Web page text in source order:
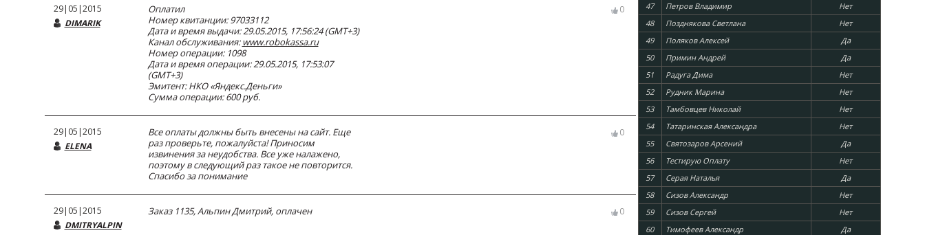
29|05|2015
DIMARIK
Оплатил
Номер квитанции: 97033112
Дата и время выдачи: 29.05.2015, 17:56:24 (GMT+3)
Канал обслуживания: www.robokassa.ru
Номер операции: 1098
Дата и время операции: 29.05.2015, 17:53:07
(GMT+3)
Эмитент: НКО «Яндекс.Деньги»
Сумма операции: 600 руб.
0
29|05|2015
ELENA
Все оплаты должны быть внесены на сайт. Еще
раз проверьте, пожалуйста! Приносим
извинения за неудобства. Все уже налажено,
поэтому в следующий раз такое не повторится.
Спасибо за понимание
0
29|05|2015
DMITRYALPIN
Заказ 1135, Альпин Дмитрий, оплачен 0
47
Петров Владимир
Нет
48
Позднякова Светлана
Нет
49
Поляков Алексей
Да
50
Примин Андрей
Да
51
Радуга Дима
Нет
52
Рудник Марина
Нет
53
Тамбовцев Николай
Нет
54
Татаринская Александра
Нет
55
Святозаров Арсений
Да
56
Тестирую Оплату
Нет
57
Серая Наталья
Да
58
Сизов Александр
Нет
59
Сизов Сергей
Нет
60
Тимофеев Александр
Да